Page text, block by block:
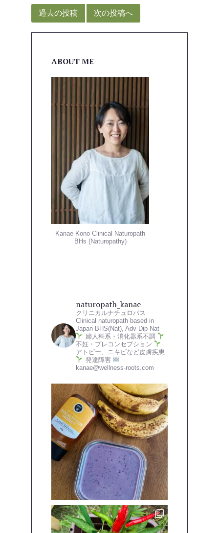
稿
ナ
過去の投稿 次の投稿へ
ABOUT ME
Kanae Kono Clinical Naturopath
BHs (Naturopathy)
naturopath_kanae
クリニカルナチュロパス
Clinical naturopath based in
Japan BHS(Nat), Adv Dip Nat
婦人科系・消化器系不調
不妊・プレコンセプション
アトピー、ニキビなど皮膚疾患
発達障害
kanae@wellness-roots.com